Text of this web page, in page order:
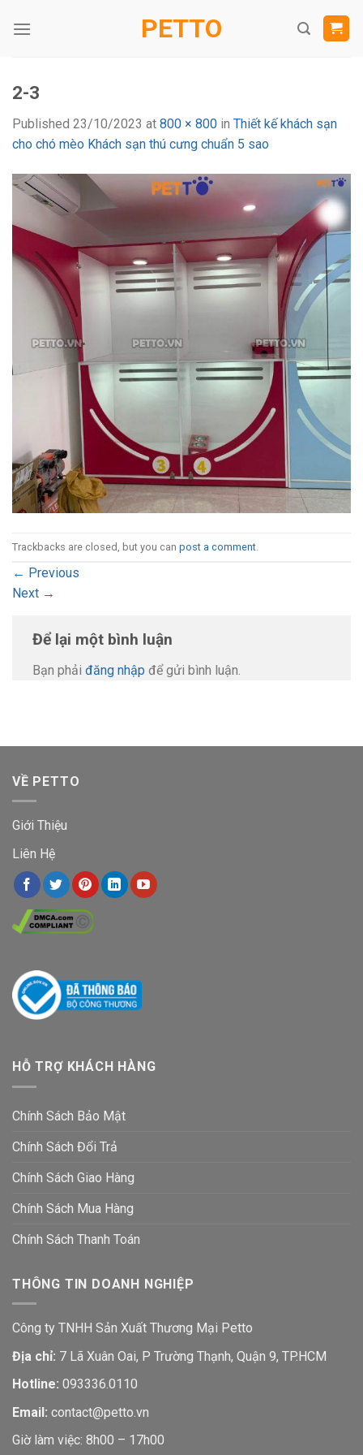
PETTO
2-3
Published 23/10/2023 at 800 × 800 in Thiết kế khách sạn
cho chó mèo Khách sạn thú cưng chuẩn 5 sao
Trackbacks are closed, but you can post a comment
← Previous
Next →
Để lại một bình luận
Bạn phải đăng nhập để gửi bình luận.
VỀ PETTO
Giới Thiệu
Liên Hệ
HỖ TRỢ KHÁCH HÀNG
Chính Sách Bảo Mật
Chính Sách Đổi Trả
Chính Sách Giao Hàng
Chính Sách Mua Hàng
Chính Sách Thanh Toán
THÔNG TIN DOANH NGHIỆP
Công ty TNHH Sản Xuất Thương Mại Petto
Địa chỉ: 7 Lã Xuân Oai, P Trường Thạnh, Quận 9, TP.HCM
Hotline: 093336.0110
Email: contact@petto.vn
Giờ làm việc: 8h00 – 17h00